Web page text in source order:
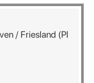
/ Friesland (PI